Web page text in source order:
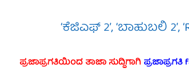
‘ಕೆಜಿಎಫ್ 2’, ‘ಬಾಹುಬಲಿ
ಪ್ರಜಾಪ್ರಗತಿಯಿಂದ ತಾಜಾ ಸುದ್ದಿಗಾಗಿ ಪ್ರಜಾಪ್ರಗತಿ